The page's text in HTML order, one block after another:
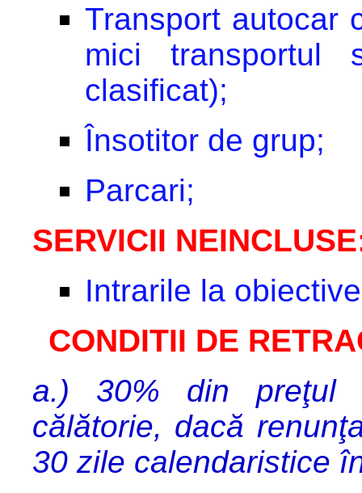
Transport autocar
mici
clasificat);
Însotitor de grup;
Parcari;
SERVICII
Intrarile la
CONDITII DE
a.) 30% din preţul
călătorie, dacă
30 zile calendaristice